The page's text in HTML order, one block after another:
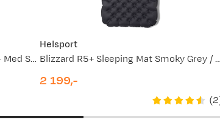
Z-Lite Sol Regular Limon / Silver - Med Skjønnhetsfeil
Helsport
Blizzard R5+ Sleeping Mat Smoky Grey / Ruby Red
2 199,-
(2